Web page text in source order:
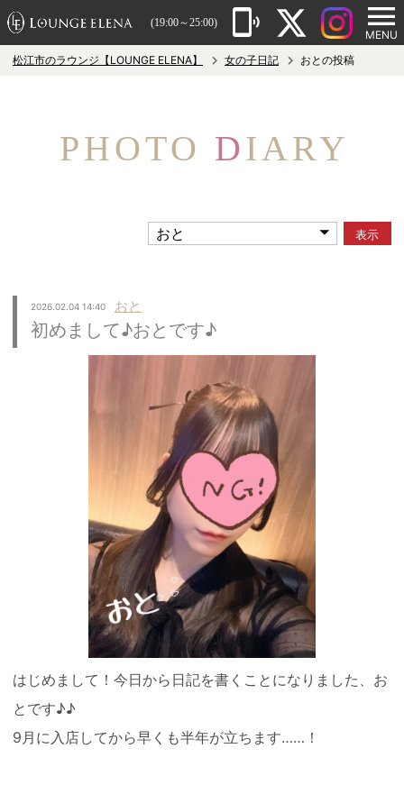
MENU
(19:00～25:00)
松江市のラウンジ【LOUNGE ELENA】 女の子日記 おとの投稿
PHOTO DIARY
表示
2026.02.04 14:40 おと
初めまして♪おとです♪
はじめまして！今日から日記を書くことになりました、お
とです♪♪
9月に入店してから早くも半年が立ちます……！